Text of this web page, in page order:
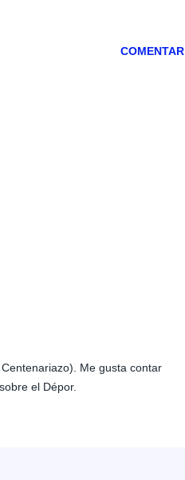
COMENTAR
Me gusta contar
el Dépor.